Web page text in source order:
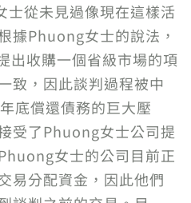
從未見過像現在這樣活
據Phuong女士的說法，
出收購一個省級市場的項
致，因此談判過程被中
底償還債務的巨大壓
受了Phuong女士公司提
女士的公司目前正
易分配資金，因此他們